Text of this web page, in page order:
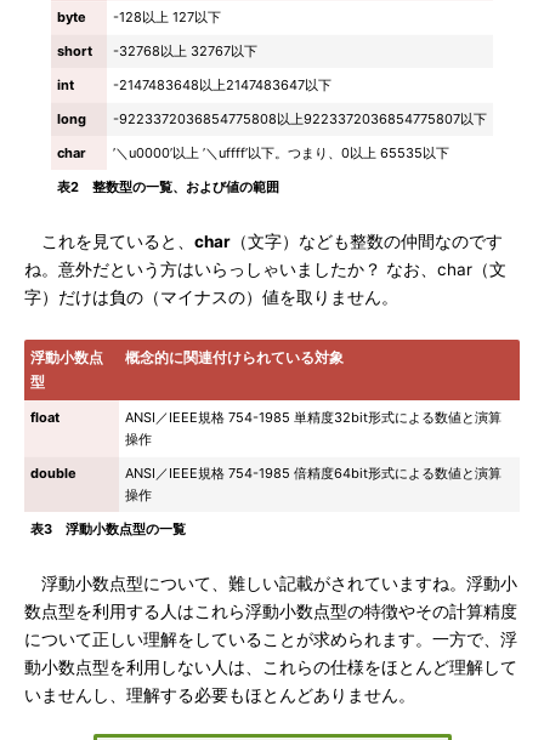
byte
-128以上 127以下
short
-32768以上 32767以下
int
-2147483648以上2147483647以下
long
-9223372036854775808以上9223372036854775807以下
char
’＼u0000’以上 ’＼uffff’以下。つまり、0以上 65535以下
表2 整数型の一覧、および値の範囲
これを見ていると、 char （文字）なども整数の仲間なのです
ね。意外だという方はいらっしゃいましたか？ なお、char（文
字）だけは負の（マイナスの）値を取りません。
浮動小数点
型
概念的に関連付けられている対象
float
ANSI／IEEE規格 754-1985 単精度32bit形式による数値と演算
操作
double
ANSI／IEEE規格 754-1985 倍精度64bit形式による数値と演算
操作
表3 浮動小数点型の一覧
浮動小数点型について、難しい記載がされていますね。浮動小
数点型を利用する人はこれら浮動小数点型の特徴やその計算精度
について正しい理解をしていることが求められます。一方で、浮
動小数点型を利用しない人は、これらの仕様をほとんど理解して
いませんし、理解する必要もほとんどありません。